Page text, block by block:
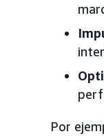
Por